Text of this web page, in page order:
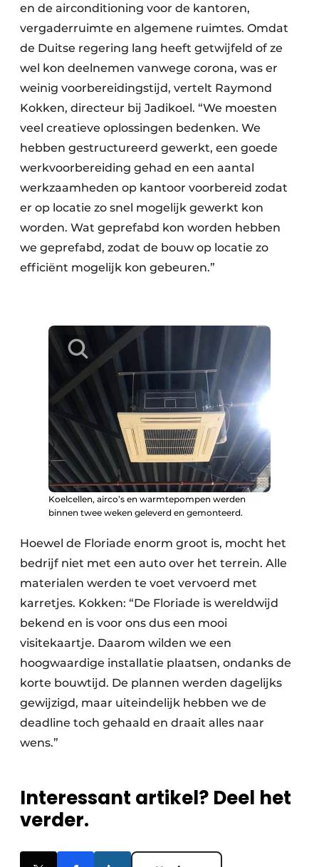
en de airconditioning voor de kantoren,
vergaderruimte en algemene ruimtes. Omdat
de Duitse regering lang heeft getwijfeld of ze
wel kon deelnemen vanwege corona, was er
weinig voorbereidingstijd, vertelt Raymond
Kokken, directeur bij Jadikoel. “We moesten
veel creatieve oplossingen bedenken. We
hebben gestructureerd gewerkt, een goede
werkvoorbereiding gehad en een aantal
werkzaamheden op kantoor voorbereid zodat
er op locatie zo snel mogelijk gewerkt kon
worden. Wat geprefabd kon worden hebben
we geprefabd, zodat de bouw op locatie zo
efficiënt mogelijk kon gebeuren.”
Koelcellen, airco’s en warmtepompen werden
binnen twee weken geleverd en gemonteerd.
Hoewel de Floriade enorm groot is, mocht het
bedrijf niet met een auto over het terrein. Alle
materialen werden te voet vervoerd met
karretjes. Kokken: “De Floriade is wereldwijd
bekend en is voor ons dus een mooi
visitekaartje. Daarom wilden we een
hoogwaardige installatie plaatsen, ondanks de
korte bouwtijd. De plannen werden dagelijks
gewijzigd, maar uiteindelijk hebben we de
deadline toch gehaald en draait alles naar
wens.”
Interessant artikel? Deel het
verder.